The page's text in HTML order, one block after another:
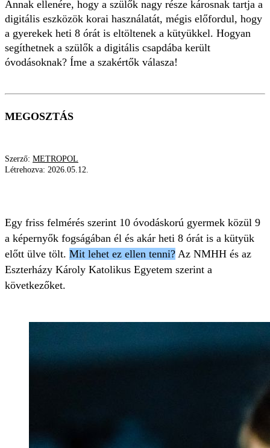
Annak ellenére, hogy a szülők nagy része károsnak tartja a
digitális eszközök korai használatát, mégis előfordul, hogy
a gyerekek heti 8 órát is eltöltenek a kütyükkel. Hogyan
segíthetnek a szülők a digitális csapdába került
óvodásoknak? Íme a szakértők válasza!
MEGOSZTÁS
Szerző: METROPOL
Létrehozva: 2026.05.12.
Egy friss felmérés szerint 10 óvodáskorú gyermek közül 9
a képernyők fogságában él és akár heti 8 órát is a kütyük
előtt ülve tölt. Mit lehet ez ellen tenni? Az NMHH és az
Eszterházy Károly Katolikus Egyetem szerint a
következőket.